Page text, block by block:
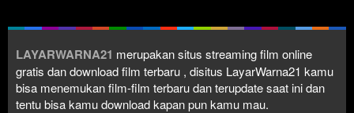
LAYARWARNA21 merupakan situs streaming film online
gratis dan download film terbaru , disitus LayarWarna21 kamu
bisa menemukan film-film terbaru dan terupdate saat ini dan
tentu bisa kamu download kapan pun kamu mau.